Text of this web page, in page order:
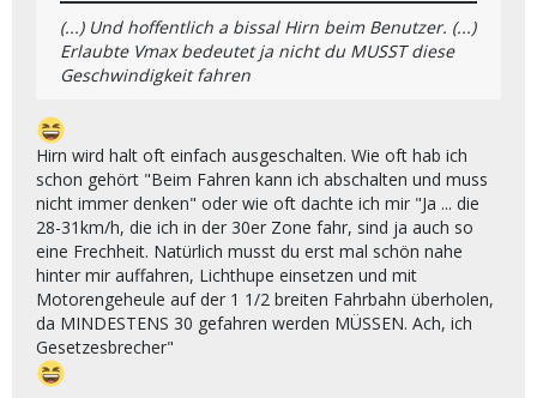
(...) Und hoffentlich a bissal Hirn beim Benutzer. (...)
Erlaubte Vmax bedeutet ja nicht du MUSST diese
Geschwindigkeit fahren
Hirn wird halt oft einfach ausgeschalten. Wie oft hab ich
schon gehört "Beim Fahren kann ich abschalten und muss
nicht immer denken" oder wie oft dachte ich mir "Ja ... die
28-31km/h, die ich in der 30er Zone fahr, sind ja auch so
eine Frechheit. Natürlich musst du erst mal schön nahe
hinter mir auffahren, Lichthupe einsetzen und mit
Motorengeheule auf der 1 1/2 breiten Fahrbahn überholen,
da MINDESTENS 30 gefahren werden MÜSSEN. Ach, ich
Gesetzesbrecher"